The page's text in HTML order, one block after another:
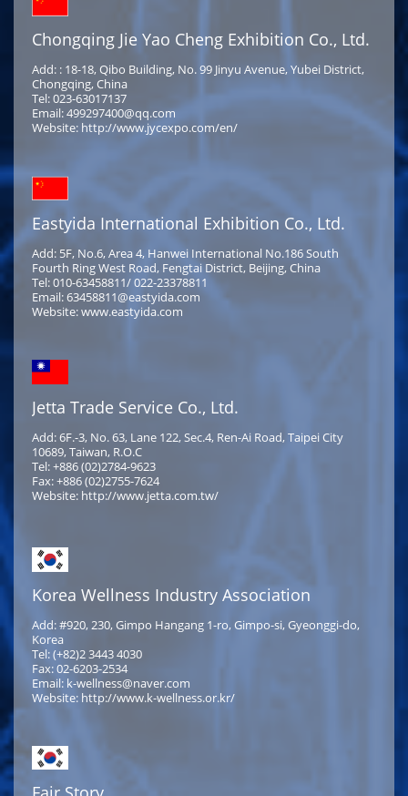
Chongqing Jie Yao Cheng Exhibition Co., Ltd.
Add: : 18-18, Qibo Building, No. 99 Jinyu Avenue, Yubei District,
Chongqing, China
Tel: 023-63017137
Email: 499297400@qq.com
Website: http://www.jycexpo.com/en/
Eastyida International Exhibition Co., Ltd.
Add: 5F, No.6, Area 4, Hanwei International No.186 South
Fourth Ring West Road, Fengtai District, Beijing, China
Tel: 010-63458811/ 022-23378811
Email: 63458811@eastyida.com
Website: www.eastyida.com
Jetta Trade Service Co., Ltd.
Add: 6F.-3, No. 63, Lane 122, Sec.4, Ren-Ai Road, Taipei City
10689, Taiwan, R.O.C
Tel: +886 (02)2784-9623
Fax: +886 (02)2755-7624
Website: http://www.jetta.com.tw/
Korea Wellness Industry Association
Add: #920, 230, Gimpo Hangang 1-ro, Gimpo-si, Gyeonggi-do,
Korea
Tel: (+82)2 3443 4030
Fax: 02-6203-2534
Email: k-wellness@naver.com
Website: http://www.k-wellness.or.kr/